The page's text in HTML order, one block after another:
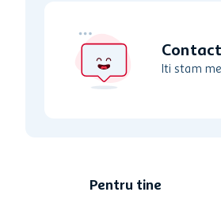
Iti stam
Pentru tine